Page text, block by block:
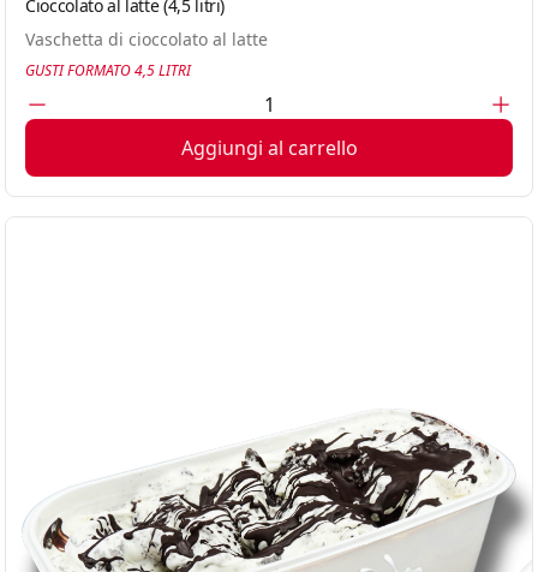
Cioccolato al latte (4,5 litri)
Vaschetta di cioccolato al latte
GUSTI FORMATO 4,5 LITRI
Aggiungi al carrello